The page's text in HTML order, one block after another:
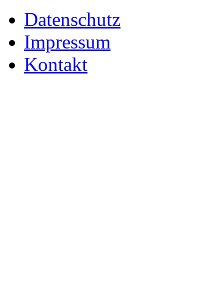
Datenschutz
Impressum
Kontakt